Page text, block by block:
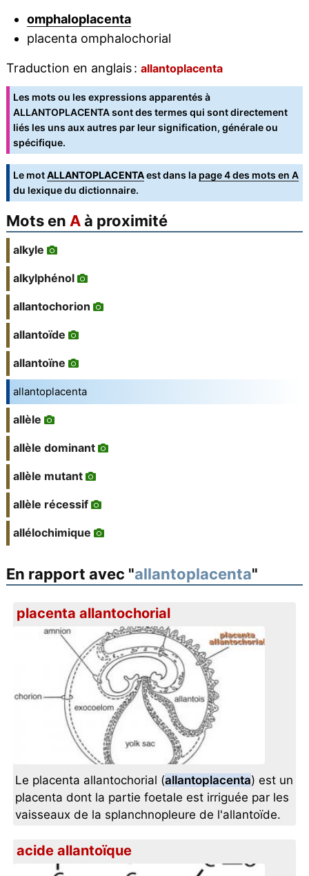
omphaloplacenta
placenta omphalochorial
Traduction en anglais : allantoplacenta
Les mots ou les expressions apparentés à
ALLANTOPLACENTA sont des termes qui sont directement
liés les uns aux autres par leur signification, générale ou
spécifique.
Le motALLANTOPLACENTAest dans la page 4 des mots en A
du lexique du dictionnaire.
Mots en Aà proximité
alkyle
alkylphénol
allantochorion
allantoïde
allantoïne
allantoplacenta
allèle
allèle dominant
allèle mutant
allèle récessif
allélochimique
En rapport avec "allantoplacenta"
placenta allantochorial
Le placenta allantochorial (allantoplacenta) est un
placenta dont la partie foetale est irriguée par les
vaisseaux de la splanchnopleure de l'allantoïde.
acide allantoïque